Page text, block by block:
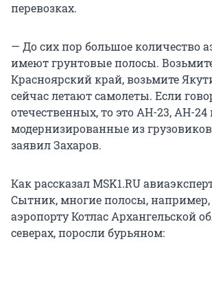
перевозках.
— До сих пор большое количество
имеют грунтовые полосы.
Красноярский край, возьмите
сейчас летают самолеты. Если
отечественных, то это АН-23, АН-24
модернизированные из
заявил Захаров.
Как рассказал MSK1.RU
Сытник, многие полосы, например,
аэропорту Котлас Архангельской
северах, поросли бурьяном: